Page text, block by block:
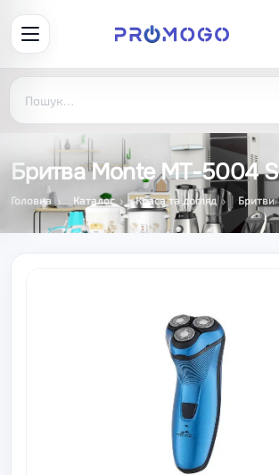
Бритва Monte MT-5004 S
Головна Каталог Краса та догляд Бритви